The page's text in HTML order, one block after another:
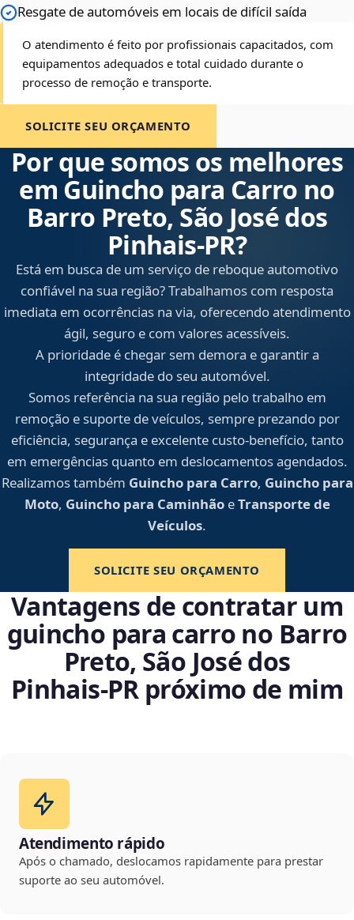
Resgate de automóveis em locais de difícil saída
O atendimento é feito por profissionais capacitados, com
equipamentos adequados e total cuidado durante o
processo de remoção e transporte.
SOLICITE SEU ORÇAMENTO
Por que somos os melhores
em Guincho para Carro no
Barro Preto, São José dos
Pinhais‑PR?
Está em busca de um serviço de reboque automotivo
confiável na sua região? Trabalhamos com resposta
imediata em ocorrências na via, oferecendo atendimento
ágil, seguro e com valores acessíveis.
A prioridade é chegar sem demora e garantir a
integridade do seu automóvel.
Somos referência na sua região pelo trabalho em
remoção e suporte de veículos, sempre prezando por
eficiência, segurança e excelente custo-benefício, tanto
em emergências quanto em deslocamentos agendados.
Realizamos também Guincho para Carro, Guincho para
Moto, Guincho para CaminhãoeTransporte de
Veículos.
SOLICITE SEU ORÇAMENTO
Vantagens de contratar um
guincho para carro no Barro
Preto, São José dos
Pinhais‑PR próximo de mim
Atendimento rápido
Após o chamado, deslocamos rapidamente para prestar
suporte ao seu automóvel.